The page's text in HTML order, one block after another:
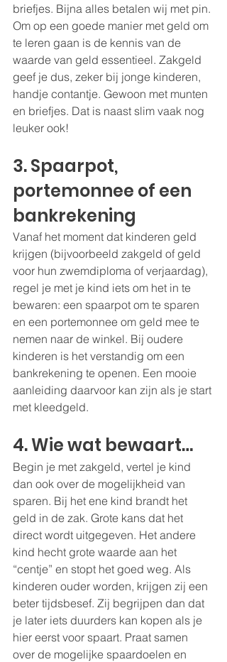
briefjes. Bijna alles betalen wij met pin.
Om op een goede manier met geld om
te leren gaan is de kennis van de
waarde van geld essentieel. Zakgeld
geef je dus, zeker bij jonge kinderen,
handje contantje. Gewoon met munten
en briefjes. Dat is naast slim vaak nog
leuker ook!
3. Spaarpot,
portemonnee of een
bankrekening
Vanaf het moment dat kinderen geld
krijgen (bijvoorbeeld zakgeld of geld
voor hun zwemdiploma of verjaardag),
regel je met je kind iets om het in te
bewaren: een spaarpot om te sparen
en een portemonnee om geld mee te
nemen naar de winkel. Bij oudere
kinderen is het verstandig om een
bankrekening te openen. Een mooie
aanleiding daarvoor kan zijn als je start
met kleedgeld.
4. Wie wat bewaart…
Begin je met zakgeld, vertel je kind
dan ook over de mogelijkheid van
sparen. Bij het ene kind brandt het
geld in de zak. Grote kans dat het
direct wordt uitgegeven. Het andere
kind hecht grote waarde aan het
“centje” en stopt het goed weg. Als
kinderen ouder worden, krijgen zij een
beter tijdsbesef. Zij begrijpen dan dat
je later iets duurders kan kopen als je
hier eerst voor spaart. Praat samen
over de mogelijke spaardoelen en